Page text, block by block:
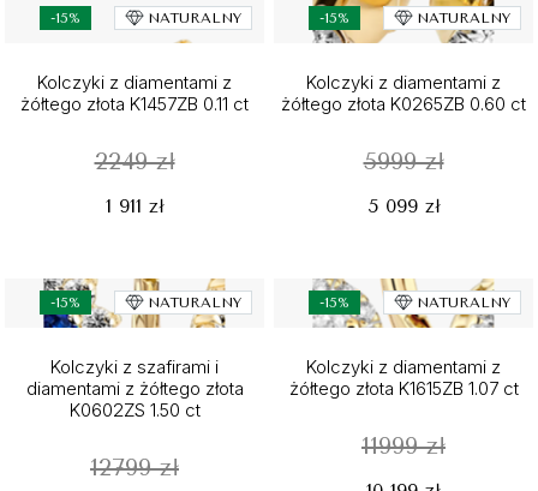
-15% NATURALNY
Kolczyki z diamentami z
żółtego złota K1457ZB 0.11 ct
2249 zł
1 911 zł
-15% NATURALNY
Kolczyki z diamentami z
żółtego złota K0265ZB 0.60 ct
5999 zł
5 099 zł
-15% NATURALNY
Kolczyki z szafirami i
diamentami z żółtego złota
K0602ZS 1.50 ct
12799 zł
-15% NATURALNY
Kolczyki z diamentami z
żółtego złota K1615ZB 1.07 ct
11999 zł